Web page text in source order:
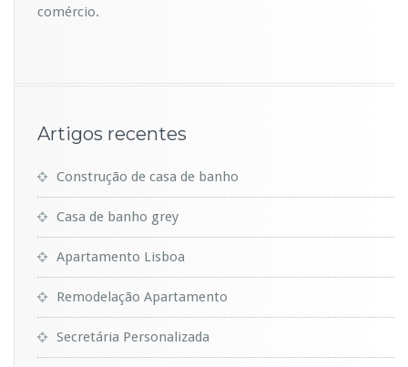
comércio.
Artigos recentes
Construção de casa de banho
Casa de banho grey
Apartamento Lisboa
Remodelação Apartamento
Secretária Personalizada